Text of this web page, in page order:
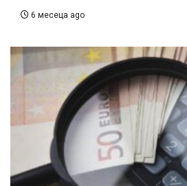
6 месеца ago